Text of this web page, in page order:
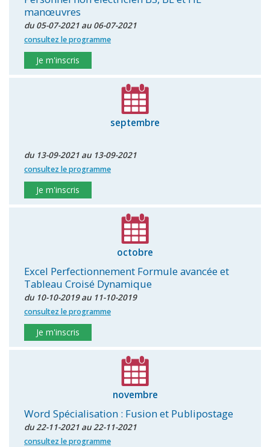
manœuvres
du 05-07-2021 au 06-07-2021
consultez le programme
Je m'inscris
septembre
du 13-09-2021 au 13-09-2021
consultez le programme
Je m'inscris
octobre
Excel Perfectionnement Formule avancée et
Tableau Croisé Dynamique
du 10-10-2019 au 11-10-2019
consultez le programme
Je m'inscris
novembre
Word Spécialisation : Fusion et Publipostage
du 22-11-2021 au 22-11-2021
consultez le programme